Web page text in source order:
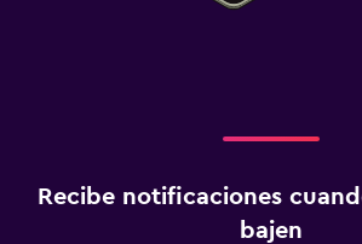
Recibe notificaciones
bajen